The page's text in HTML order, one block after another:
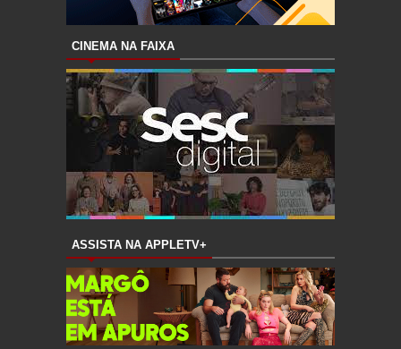
CINEMA NA FAIXA
ASSISTA NA APPLETV+